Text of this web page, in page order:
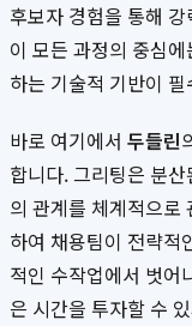
후보자 경험을 통해 강
이 모든 과정의 중심
하는 기술적 기반이
바로 여기에서 두들린
합니다. 그리팅은 분
의 관계를 체계적으로
하여 채용팀이 전략적
적인 수작업에서 벗어
은 시간을 투자할 수